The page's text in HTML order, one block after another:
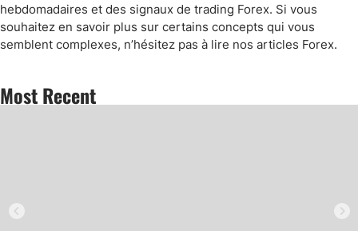
hebdomadaires et des signaux de trading Forex. Si vous
souhaitez en savoir plus sur certains concepts qui vous
semblent complexes, n’hésitez pas à lire nos articles Forex.
Most Recent